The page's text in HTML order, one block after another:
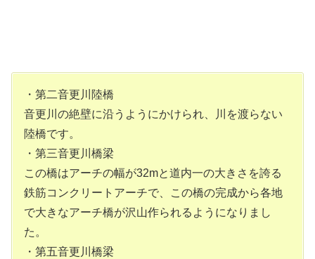
・第二音更川陸橋
音更川の絶壁に沿うようにかけられ、川を渡らない
陸橋です。
・第三音更川橋梁
この橋はアーチの幅が32mと道内一の大きさを誇る
鉄筋コンクリートアーチで、この橋の完成から各地
で大きなアーチ橋が沢山作られるようになりまし
た。
・第五音更川橋梁